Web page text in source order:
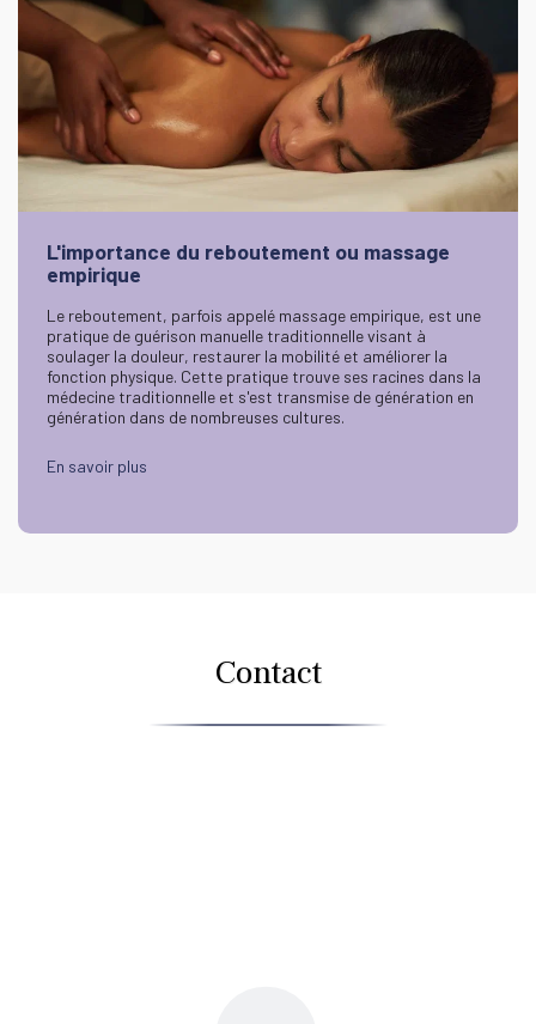
L'importance du reboutement ou massage
empirique
Le reboutement, parfois appelé massage empirique, est une
pratique de guérison manuelle traditionnelle visant à
soulager la douleur, restaurer la mobilité et améliorer la
fonction physique. Cette pratique trouve ses racines dans la
médecine traditionnelle et s'est transmise de génération en
génération dans de nombreuses cultures.
En savoir plus
Contact